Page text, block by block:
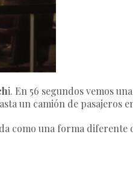
i. En 56 segundos vemos
un camión de pasajeros
como una forma diferente